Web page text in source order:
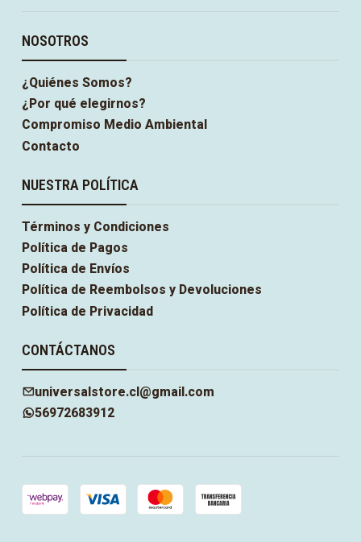
NOSOTROS
¿Quiénes Somos?
¿Por qué elegirnos?
Compromiso Medio Ambiental
Contacto
NUESTRA POLÍTICA
Términos y Condiciones
Política de Pagos
Política de Envíos
Política de Reembolsos y Devoluciones
Política de Privacidad
CONTÁCTANOS
universalstore.cl@gmail.com
56972683912